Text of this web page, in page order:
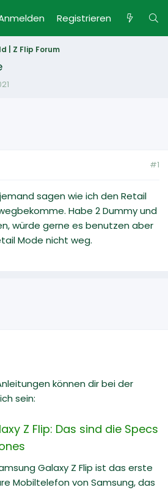
Registrieren
| Z Flip Forum
#1
sagen wie ich den Retail
Habe 2 Dummy und
würde gerne es benutzen aber
Mode nicht weg.
können dir bei der
sein:
Z Flip: Das sind die Specs
Galaxy Z Flip ist das erste
Mobiltelefon von Samsung, das